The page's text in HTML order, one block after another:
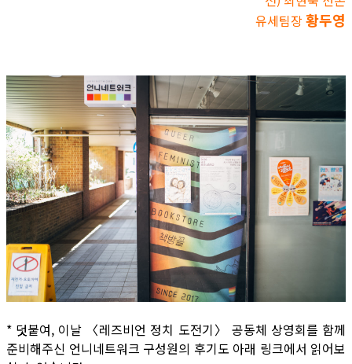
유세팀장황두영
* 덧붙여, 이날 〈레즈비언 정치 도전기〉 공동체 상영회를 함께
준비해주신 언니네트워크 구성원의 후기도 아래 링크에서 읽어보